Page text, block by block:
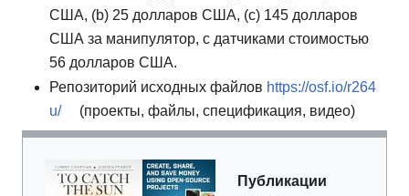
США, (b) 25 долларов США, (c) 145 долларов
США за манипулятор, с датчиками стоимостью
56 долларов США.
Репозиторий исходных файлов https://osf.io/r264
u/
(проекты, файлы, спецификация, видео)
Публикации